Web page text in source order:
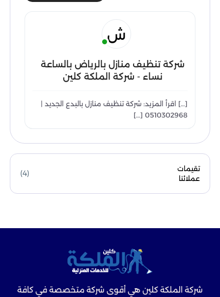
ش
شركة تنظيف منازل بالرياض بالساعة
نساء - شركة الملكة كلين
[…] اقرأ المزيد: شركة تنظيف منازل بالبدع الجديد |
0510302968 […]
تقيمات
عملائنا
(4)
شركة الملكة كلين هي أقوى شركة متخصصة في كافة